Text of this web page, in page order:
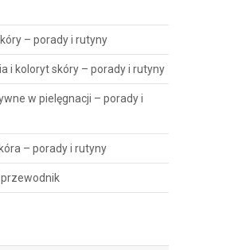
– porady i rutyny
i koloryt skóry – porady i rutyny
w pielęgnacji – porady i
– porady i rutyny